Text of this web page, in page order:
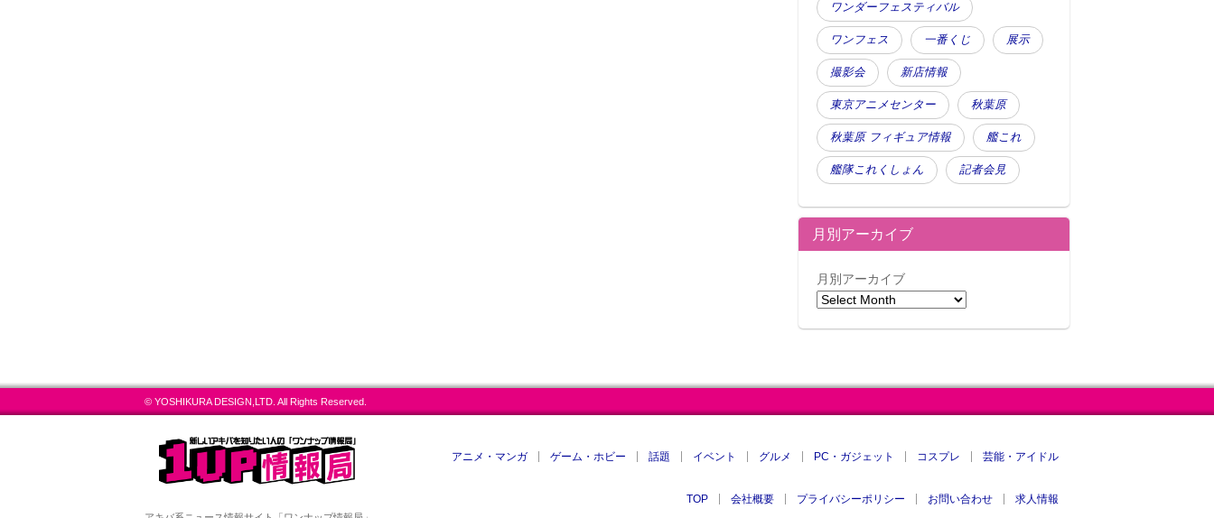
ワンダーフェスティバル
ワンフェス 一番くじ 展示
撮影会 新店情報
東京アニメセンター 秋葉原
秋葉原 フィギュア情報 艦これ
艦隊これくしょん 記者会見
月別アーカイブ
月別アーカイブ
© YOSHIKURA DESIGN,LTD. All Rights Reserved.
アニメ・マンガ ゲーム・ホビー 話題 イベント グルメ PC・ガジェット コスプレ 芸能・アイドル
TOP 会社概要 プライバシーポリシー お問い合わせ 求人情報